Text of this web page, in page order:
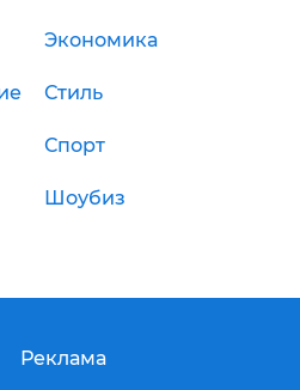
Экономика
Стиль
Спорт
Шоубиз
Реклама